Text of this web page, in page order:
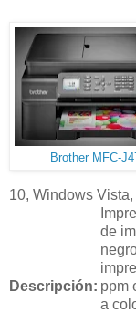
Brother MFC-
10, Windows
Descripción:
de
ppm
a